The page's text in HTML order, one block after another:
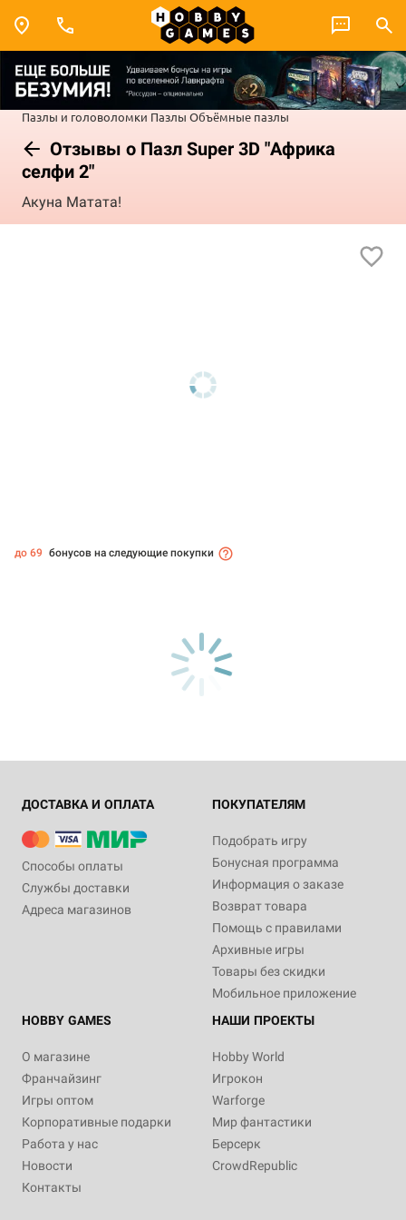
Пазлы и головоломки Пазлы Объёмные пазлы
Отзывы о Пазл Super 3D "Африка
селфи 2"
Акуна Матата!
до 69 бонусов на следующие покупки
ДОСТАВКА И ОПЛАТА
Способы оплаты
Службы доставки
Адреса магазинов
ПОКУПАТЕЛЯМ
Подобрать игру
Бонусная программа
Информация о заказе
Возврат товара
Помощь с правилами
Архивные игры
Товары без скидки
Мобильное приложение
HOBBY GAMES
О магазине
Франчайзинг
Игры оптом
Корпоративные подарки
Работа у нас
Новости
Контакты
НАШИ ПРОЕКТЫ
Hobby World
Игрокон
Warforge
Мир фантастики
Берсерк
CrowdRepublic